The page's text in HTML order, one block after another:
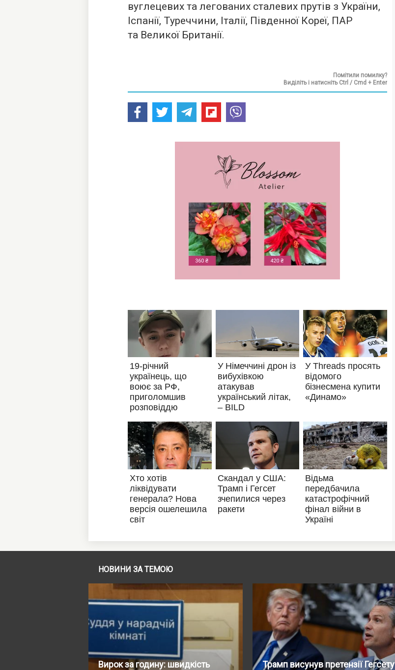
вуглецевих та легованих сталевих прутів з України,
Іспанії, Туреччини, Італії, Південної Кореї, ПАР
та Великої Британії.
Помітили помилку?
Виділіть і натисніть Ctrl / Cmd + Enter
НОВИНИ ЗА ТЕМОЮ
Вирок за годину: швидкість
Трамп висунув претензії Гегсету